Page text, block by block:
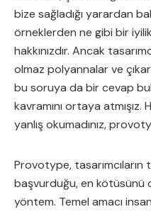
bize sağladığı yarardan
örneklerden ne gibi bir
hakkınızdır. Ancak
olmaz polyannalar ve
bu soruya da bir cevap
kavramını ortaya atmışız.
yanlış okumadınız,
Provotype, tasarımcıların
başvurduğu, en kötüsünü
yöntem. Temel amacı